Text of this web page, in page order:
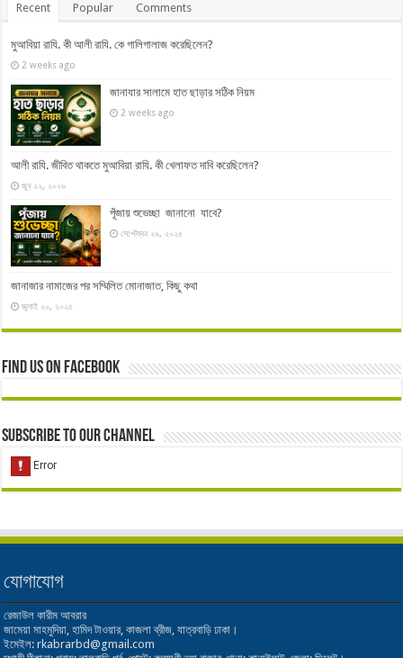
Recent Popular Comments
মুআবিয়া রাযি. কী আলী রাযি. কে গালিগালাজ করেছিলেন?
2 weeks ago
জানাযার সালামে হাত ছাড়ার সঠিক নিয়ম
2 weeks ago
আলী রাযি. জীবিত থাকতে মুআবিয়া রাযি. কী খেলাফত দাবি করেছিলেন?
জুন ২২, ২০২৬
পূঁজায় শুভেচ্ছা জানানো যাবে?
সেপ্টেম্বর ২৯, ২০২৫
জানাজার নামাজের পর সম্মিলিত মোনাজাত, কিছু কথা
জুলাই ২০, ২০২৫
Find us on Facebook
Subscribe to our Channel
যোগাযোগ
রেজাউল কারীম আবরার
জামেয়া মাহমুদিয়া, হামিদ টাওয়ার, কাজলা ব্রীজ, যাত্রবাড়ি ঢাকা।
ইমেইল: rkabrarbd@gmail.com